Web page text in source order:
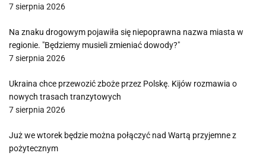
7 sierpnia 2026
Na znaku drogowym pojawiła się niepoprawna nazwa miasta w
regionie. "Będziemy musieli zmieniać dowody?"
7 sierpnia 2026
Ukraina chce przewozić zboże przez Polskę. Kijów rozmawia o
nowych trasach tranzytowych
7 sierpnia 2026
Już we wtorek będzie można połączyć nad Wartą przyjemne z
pożytecznym